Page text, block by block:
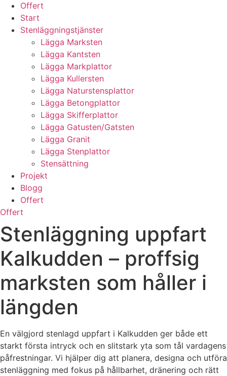
Offert
Start
Stenläggningstjänster
Lägga Marksten
Lägga Kantsten
Lägga Markplattor
Lägga Kullersten
Lägga Naturstensplattor
Lägga Betongplattor
Lägga Skifferplattor
Lägga Gatusten/Gatsten
Lägga Granit
Lägga Stenplattor
Stensättning
Projekt
Blogg
Offert
Offert
Stenläggning uppfart
Kalkudden – proffsig
marksten som håller i
längden
En välgjord stenlagd uppfart i Kalkudden ger både ett
starkt första intryck och en slitstark yta som tål vardagens
påfrestningar. Vi hjälper dig att planera, designa och utföra
stenläggning med fokus på hållbarhet, dränering och rätt